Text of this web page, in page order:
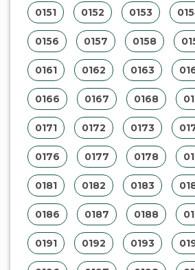
0151 0152 0153
0156 0157 0158
0161 0162 0163
0166 0167 0168
0171 0172 0173
0176 0177 0178
0181 0182 0183
0186 0187 0188
0191 0192 0193